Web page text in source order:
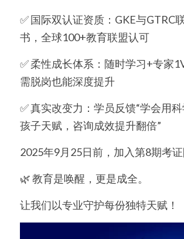
繁體中文
English
✅ 国际双认证资质：GKE与GTRC
书，全球100+教育联盟认可
✅ 柔性成长体系：随时学习+专家
需脱岗也能深度提升
✅ 真实改变力：学员反馈“学会用
孩子天赋，咨询成效提升翻倍”
2025年9月25日前，加入第8期考
🌿 教育是唤醒，更是成全。
让我们以专业守护每份独特天赋！